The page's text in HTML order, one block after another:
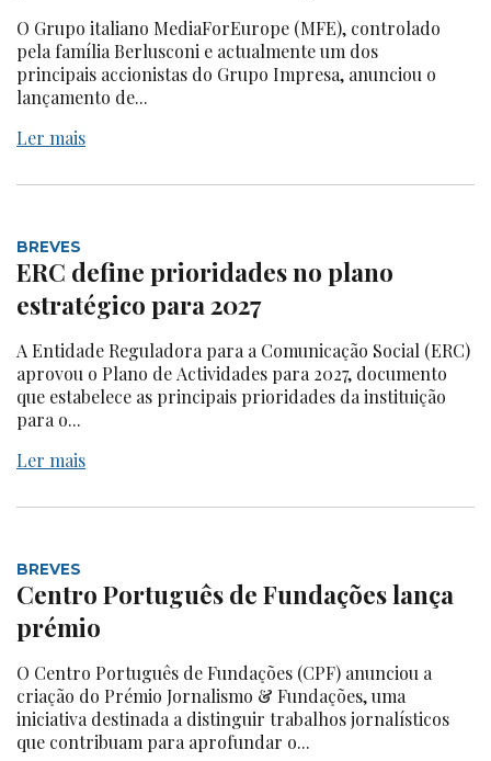
O Grupo italiano MediaForEurope (MFE), controlado
pela família Berlusconi e actualmente um dos
principais accionistas do Grupo Impresa, anunciou o
lançamento de...
Ler mais
BREVES
ERC define prioridades no plano
estratégico para 2027
A Entidade Reguladora para a Comunicação Social (ERC)
aprovou o Plano de Actividades para 2027, documento
que estabelece as principais prioridades da instituição
para o...
Ler mais
BREVES
Centro Português de Fundações lança
prémio
O Centro Português de Fundações (CPF) anunciou a
criação do Prémio Jornalismo & Fundações, uma
iniciativa destinada a distinguir trabalhos jornalísticos
que contribuam para aprofundar o...